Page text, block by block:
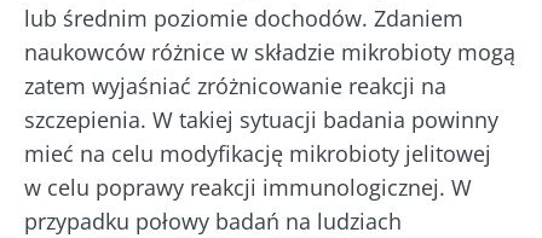
lub średnim poziomie dochodów. Zdaniem
naukowców różnice w składzie mikrobioty mogą
zatem wyjaśniać zróżnicowanie reakcji na
szczepienia. W takiej sytuacji badania powinny
mieć na celu modyfikację mikrobioty jelitowej
w celu poprawy reakcji immunologicznej. W
przypadku połowy badań na ludziach